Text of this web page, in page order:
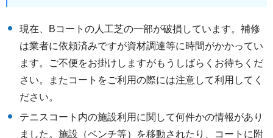
現在、Bコートの人工芝の一部が破損しています。補修
は業者に依頼済みですが資材調達等に時間がかかってい
ます。ご不便をお掛けしますがもうしばらくお待ちくだ
さい。またコートをご利用の際には注意して利用してく
ださい。
テニスコート内の施設利用に関して何件かの情報があり
ました。施設（ベンチ等）を移動されたり、コートに附